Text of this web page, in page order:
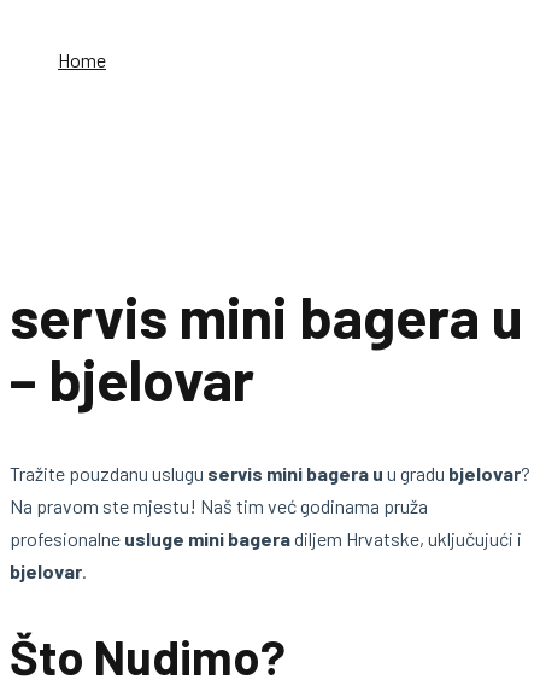
Home
servis mini bagera u
– bjelovar
Tražite pouzdanu uslugu servis mini bagera u u gradu bjelovar?
Na pravom ste mjestu! Naš tim već godinama pruža
profesionalne usluge mini bageradiljem Hrvatske, uključujući i
bjelovar.
Što Nudimo?